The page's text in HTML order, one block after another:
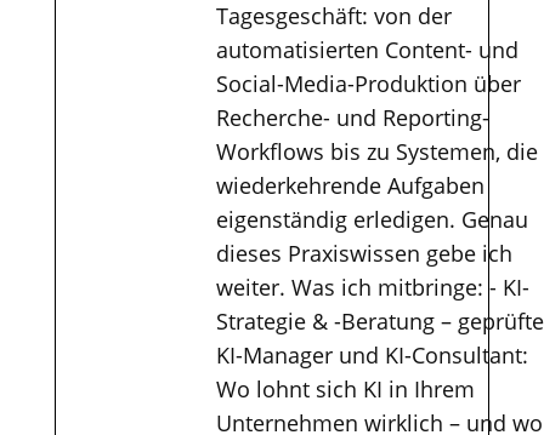
Tagesgeschäft: von der
automatisierten Content- und
Social-Media-Produktion über
Recherche- und Reporting-
Workflows bis zu Systemen, die
wiederkehrende Aufgaben
eigenständig erledigen. Genau
dieses Praxiswissen gebe ich
weiter. Was ich mitbringe: - KI-
Strategie & -Beratung –
KI-Manager und KI-Consultant:
Wo lohnt sich KI in Ihrem
Unternehmen wirklich – und wo